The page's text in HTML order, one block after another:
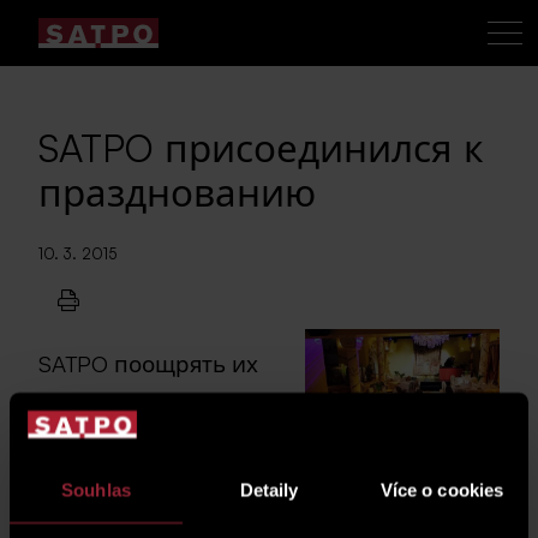
Souhlas Detaily Více o cookies
SATPO присоединился к
празднованию
10. 3. 2015
SATPO поощрять их
участие в
сотрудничестве с
социального сбора
выдающихся деятелей русской